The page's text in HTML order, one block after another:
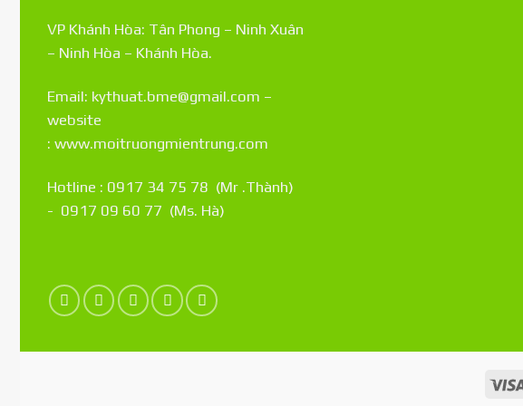
VP Khánh Hòa: Tân Phong – Ninh Xuân
– Ninh Hòa – Khánh Hòa.
Email: kythuat.bme@gmail.com –
website
: www.moitruongmientrung.com
Hotline : 0917 34 75 78 (Mr .Thành)
- 0917 09 60 77 (Ms. Hà)